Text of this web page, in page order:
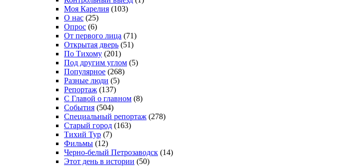
Моя Карелия (103)
О нас (25)
Опрос (6)
От первого лица (71)
Открытая дверь (51)
По Тихому (201)
Под другим углом (5)
Популярное (268)
Разные люди (5)
Репортаж (137)
С Главой о главном (8)
События (504)
Специальный репортаж (278)
Старый город (163)
Тихий Тур (7)
Фильмы (12)
Черно-белый Петрозаводск (14)
Этот день в истории (50)